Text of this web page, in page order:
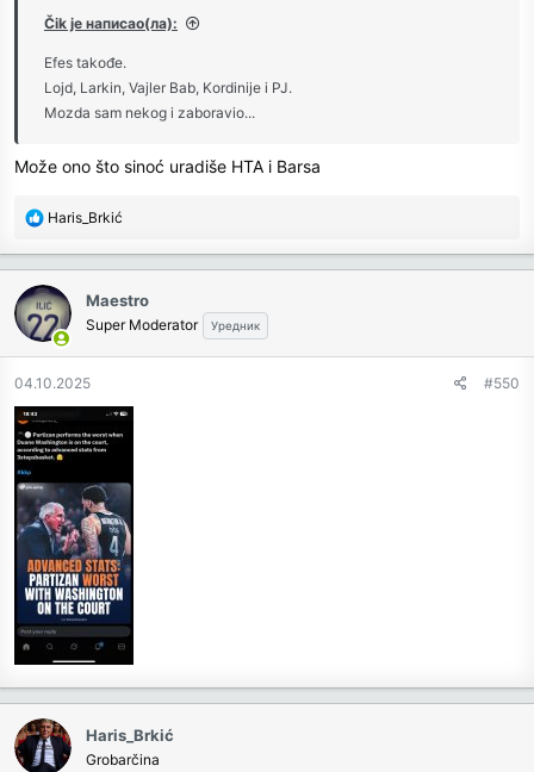
Čik је написао(ла):
Efes takođe.
Lojd, Larkin, Vajler Bab, Kordinije i PJ.
Mozda sam nekog i zaboravio...
Može ono što sinoć uradiše HTA i Barsa
R
c
t
i
o
n
:
Haris_Brkić
Maestro
Super Moderator Уредник
04.10.2025 #550
Haris_Brkić
Grobarčina